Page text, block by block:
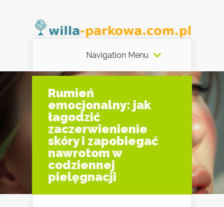
Navigation Menu
Rumień
emocjonalny: jak
łagodzić
zaczerwienienie
skóry i zapobiegać
nawrotom w
codziennej
pielęgnacji